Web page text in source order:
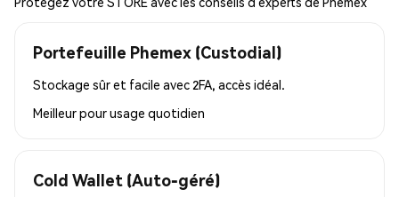
Portefeuille Phemex (Custodial)
Stockage sûr et facile avec 2FA, accès idéal.
Meilleur pourusage quotidien
Cold Wallet (Auto-géré)